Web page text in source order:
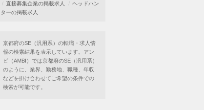
直接募集企業の掲載求人
ヘッドハン
ターの掲載求人
京都府のSE（汎用系）の転職・求人情
報の検索結果を表示しています。アン
ビ（AMBI）では京都府のSE（汎用系）
のように、業界、勤務地、職種、年収
などを掛け合わせてご希望の条件での
検索が可能です。